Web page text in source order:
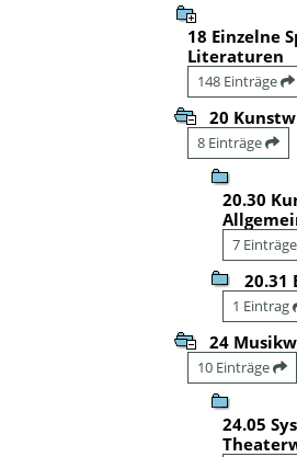
18 Einzelne
Literaturen
148 Einträge
20
8 Einträge
20.30
7 Einträge
20.31
1 Eintrag
24
10 Einträge
24.05